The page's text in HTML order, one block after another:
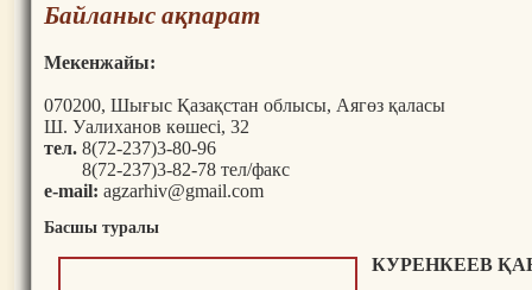
Байланыс ақпарат
Мекенжайы:
070200, Шығыс Қазақстан облысы, Аягөз қаласы
Ш. Уалиханов көшесі, 32
тел. 8(72-237)3-80-96
8(72-237)3-82-78 тел/факс
e-mail: agzarhiv@gmail.com
Басшы туралы
КУРЕНКЕЕВ